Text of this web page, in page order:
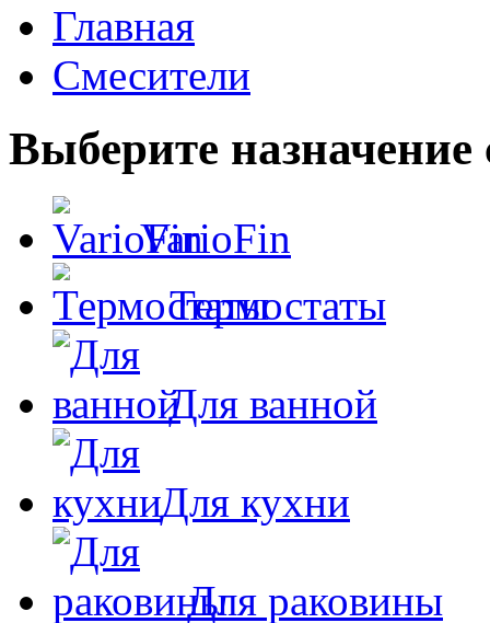
Главная
Смесители
Выберите назначение
VarioFin
Термостаты
Для ванной
Для кухни
Для раковины